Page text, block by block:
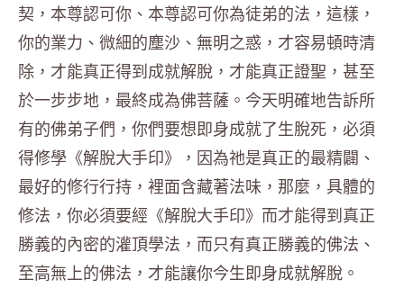
契，本尊認可你、本尊認可你為徒弟的法，這樣，
你的業力、微細的塵沙、無明之惑，才容易頓時清
除，才能真正得到成就解脫，才能真正證聖，甚至
於一步步地，最終成為佛菩薩。今天明確地告訴所
有的佛弟子們，你們要想即身成就了生脫死，必須
得修學《解脫大手印》，因為祂是真正的最精闢、
最好的修行行持，裡面含藏著法味，那麼，具體的
修法，你必須要經《解脫大手印》而才能得到真正
勝義的內密的灌頂學法，而只有真正勝義的佛法、
至高無上的佛法，才能讓你今生即身成就解脫。